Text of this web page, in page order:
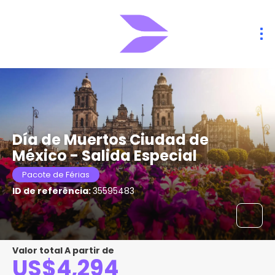
Día de Muertos Ciudad de
México - Salida Especial
Pacote de Férias
ID de referência:35595483
Valor total A partir de
US$4,294